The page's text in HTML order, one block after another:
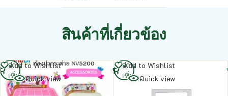
สินค้าที่เกี่ยวข้อง
Add to Wishlist
Quick view
อ่าน
เพิ่ม
Add to Wishlist
Quick view
อ่าน
เพิ่ม